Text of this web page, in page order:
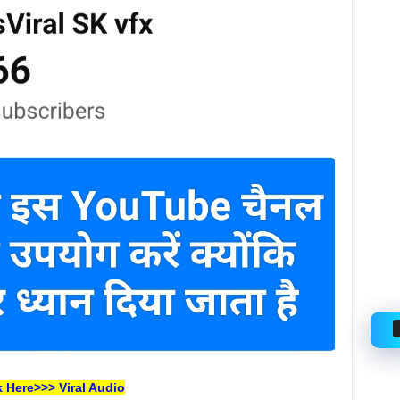
Here>>> Viral Audio